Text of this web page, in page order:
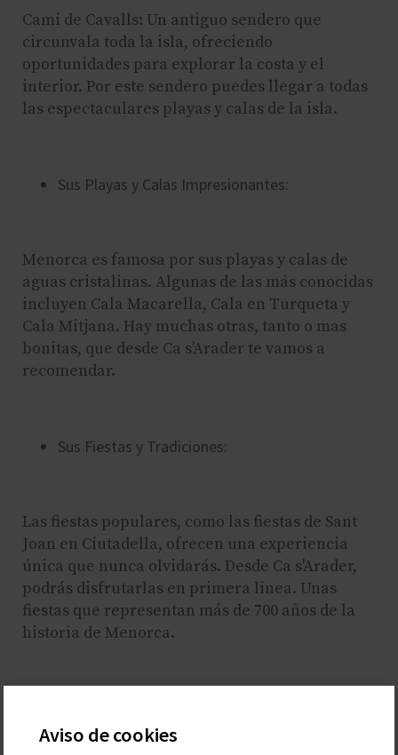
Cami de Cavalls: Un antiguo sendero que
circunvala toda la isla, ofreciendo
oportunidades para explorar la costa y el
interior. Por este sendero puedes llegar a todas
las espectaculares playas y calas de la isla.
Sus Playas y Calas Impresionantes:
Menorca es famosa por sus playas y calas de
aguas cristalinas. Algunas de las más conocidas
incluyen Cala Macarella, Cala en Turqueta y
Cala Mitjana. Hay muchas otras, tanto o mas
bonitas, que desde Ca s'Arader te vamos a
recomendar.
Sus Fiestas y Tradiciones:
Las fiestas populares, como las fiestas de Sant
Joan en Ciutadella, ofrecen una experiencia
única que nunca olvidarás. Desde Ca s'Arader,
podrás disfrutarlas en primera linea. Unas
fiestas que representan más de 700 años de la
historia de Menorca.
Aviso de cookies